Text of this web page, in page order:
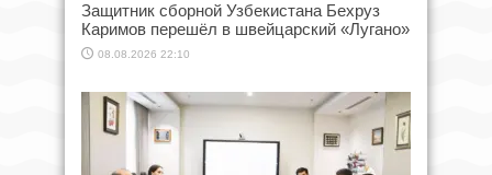
Защитник сборной Узбекистана Бехруз
Каримов перешёл в швейцарский «Лугано»
08.08.2026 22:10